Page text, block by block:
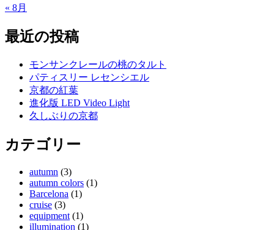
« 8月
最近の投稿
モンサンクレールの桃のタルト
パティスリー レセンシエル
京都の紅葉
進化版 LED Video Light
久しぶりの京都
カテゴリー
autumn (3)
autumn colors (1)
Barcelona (1)
cruise (3)
equipment (1)
illumination (1)